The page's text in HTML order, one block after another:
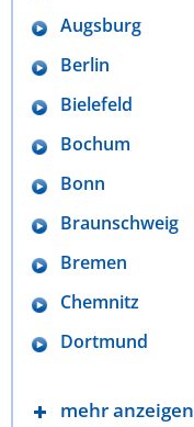
Augsburg
Berlin
Bielefeld
Bochum
Bonn
Braunschweig
Bremen
Chemnitz
Dortmund
mehr anzeigen